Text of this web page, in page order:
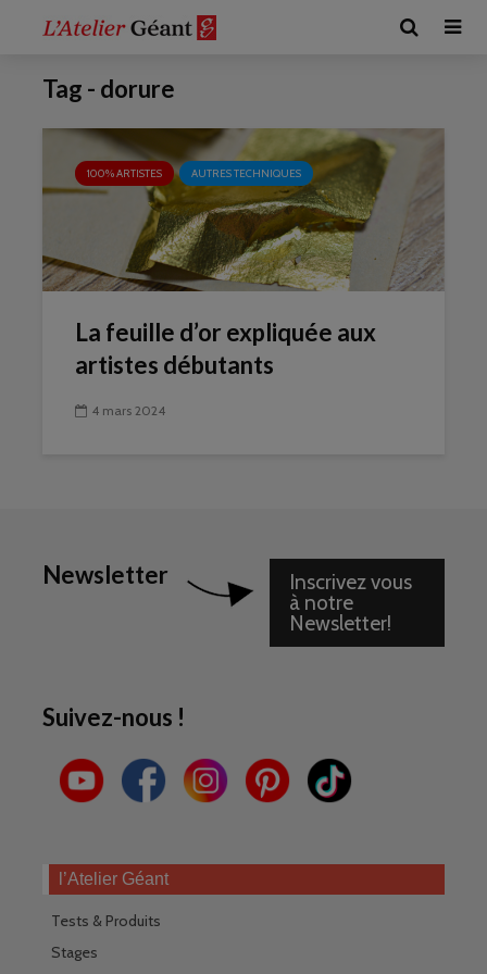
Tag - dorure
100% ARTISTES AUTRES TECHNIQUES
La feuille d’or expliquée aux
artistes débutants
4 mars 2024
Newsletter
Inscrivez vous
à notre
Newsletter!
Suivez-nous !
l’Atelier Géant
Tests & Produits
Stages